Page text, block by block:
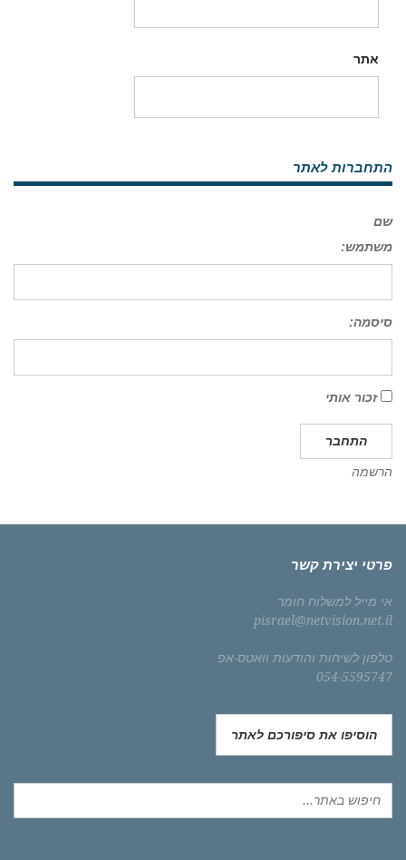
אתר
התחברות לאתר
שם
משתמש:
סיסמה:
זכור אותי
התחבר
הרשמה
פרטי יצירת קשר
אי מייל למשלוח חומר
pisrael@netvision.net.il
טלפון לשיחות והודעות וואטס-אפ
054-5595747
הוסיפו את סיפורכם לאתר